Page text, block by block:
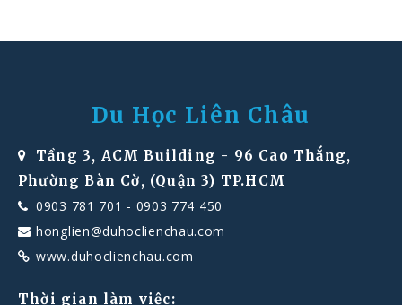
Du Học Liên Châu
Tầng 3, ACM Building - 96 Cao Thắng,
Phường Bàn Cờ, (Quận 3) TP.HCM
0903 781 701 - 0903 774 450
honglien@duhoclienchau.com
www.duhoclienchau.com
Thời gian làm việc: